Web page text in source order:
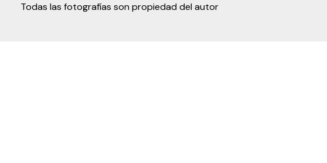
Todas las fotografías son propiedad del autor